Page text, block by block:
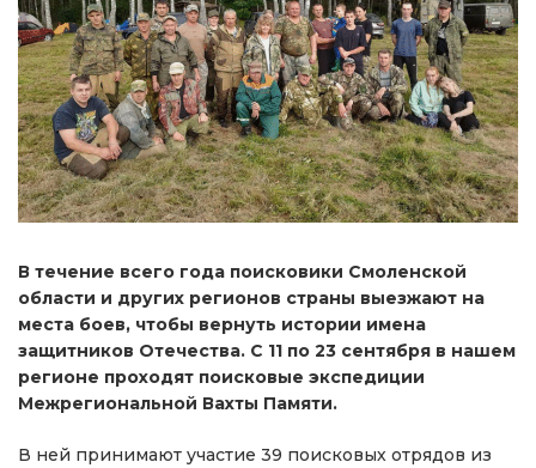
В течение всего года поисковики Смоленской
области и других регионов страны выезжают на
места боев, чтобы вернуть истории имена
защитников Отечества. С 11 по 23 сентября в нашем
регионе проходят поисковые экспедиции
Межрегиональной Вахты Памяти.
В ней принимают участие 39 поисковых отрядов из